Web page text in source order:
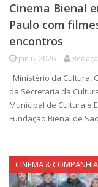
Cinema Bienal
Paulo com
encontros
jan 6, 2026
Ministério da Cultura,
da Secretaria da
Municipal de Cultura e
Fundação Bienal de
CINEMA & COMPANHIA